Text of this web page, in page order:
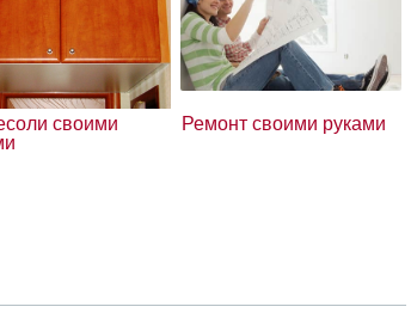
своими
Ремонт своими руками